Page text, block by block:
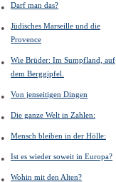
Darf man das?
Jüdisches Marseille und die
Provence
Wie Brüder: Im Sumpfland, auf
dem Berggipfel.
Von jenseitigen Dingen
Die ganze Welt in Zahlen:
Mensch bleiben in der Hölle:
Ist es wieder soweit in Europa?
Wohin mit den Alten?